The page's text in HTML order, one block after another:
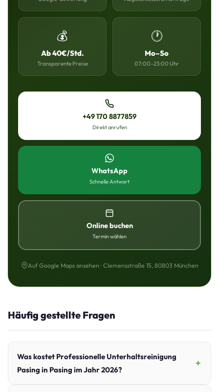
💰
Ab 40€/Std.
Transparente Preise
🕐
Mo–So
07:00–23:00 Uhr
+49 170 8877859
Direkt anrufen
WhatsApp
Schnelle Antwort
Online buchen
Termin wählen
Auf Google Maps ansehen · Clemensstraße 15, 80803 München
Häufig gestellte Fragen
Was kostet Professionelle Unterhaltsreinigung
Pasing in Pasing im Jahr 2026?